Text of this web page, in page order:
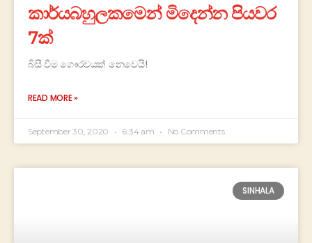
කාර්යබහුලකමෙන් මිදෙන්න පියවර
7ක්
බිසී වීම ගෞරවයක් නෙවෙයි!
READ MORE »
September 30, 2020 6:34 am No Comments
SINHALA